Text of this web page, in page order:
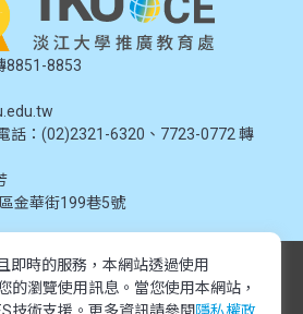
8851-8853
話：(02)2321-6320、7723-0772 轉
金華街199巷5號
版權所有。本網站內容由淡江大學推廣教育處
用。所有課程資訊、圖片及資料皆屬本單位所
即時的服務，本網站透過使用
的瀏覽使用訊息。 當您使用本網站，